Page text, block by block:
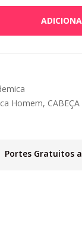
Homem,
Portes Gratuitos